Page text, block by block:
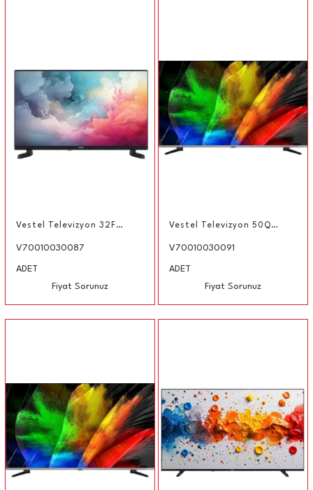
Vestel Televizyon 32F9550T FULL HD TV 32" 80cm
V70010030087
ADET
Fiyat Sorunuz
Vestel Televizyon 50Q9550T 50'' 127 Ekran 4K Android TV
V70010030091
ADET
Fiyat Sorunuz